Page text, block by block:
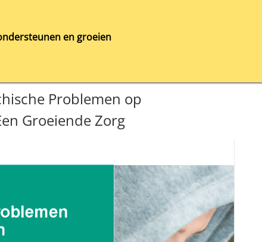
en groeien
Problemen op
Groeiende Zorg